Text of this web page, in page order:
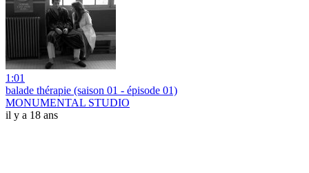
1:01
balade thérapie (saison 01 - épisode 01)
MONUMENTAL STUDIO
il y a 18 ans